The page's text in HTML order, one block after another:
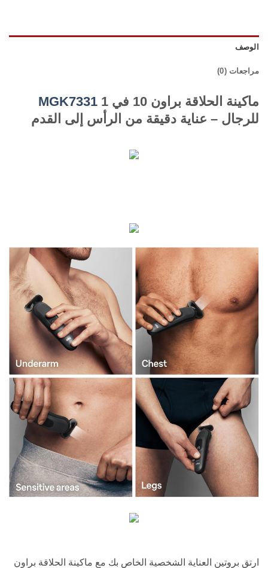
الوصف
مراجعات (0)
ماكينة الحلاقة براون 10 في 1
MGK7331
للرجال – عناية دقيقة من الرأس إلى القدم
ارتقِ بروتين العناية الشخصية الخاص بك مع ماكينة الحلاقة براون